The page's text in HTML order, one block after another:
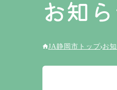
お知
JA静岡市トップ お